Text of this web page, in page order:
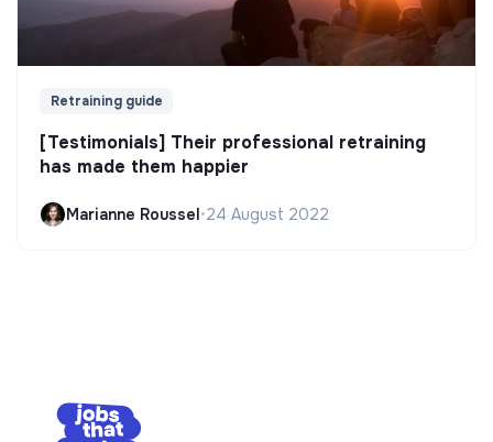
Retraining guide
[Testimonials] Their professional retraining
has made them happier
Marianne Roussel•24 August 2022